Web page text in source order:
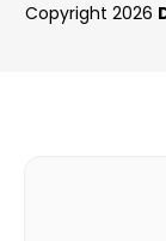
Copyright 2026